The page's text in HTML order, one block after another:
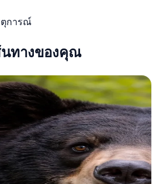
ตุการณ์
นทางของคุณ